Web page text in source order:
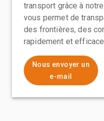
transport grâce à
vous permet de
des frontières, des
rapidement et
Nous envoyer un
e-mail